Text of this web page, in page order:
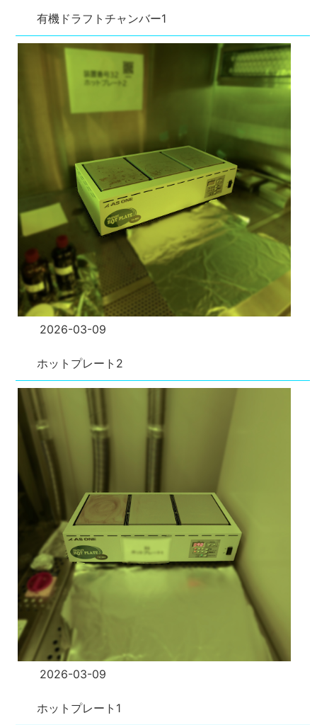
有機ドラフトチャンバー1
2026-03-09
ホットプレート2
2026-03-09
ホットプレート1